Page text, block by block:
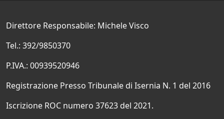
Direttore Responsabile: Michele Visco
Tel.: 392/9850370
P.IVA.: 00939520946
Registrazione Presso Tribunale di Isernia N. 1 del 2016
Iscrizione ROC numero 37623 del 2021.